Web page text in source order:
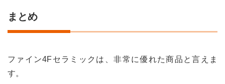
まとめ
ファイン4Fセラミックは、非常に優れた商品と言えま
す。